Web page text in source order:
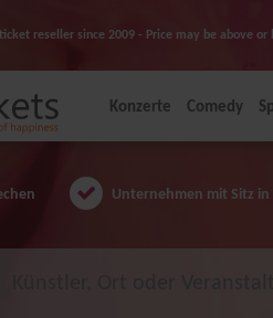
reseller since 2009 - Price may be above or
Konzerte Comedy
Unternehmen mit Sitz in